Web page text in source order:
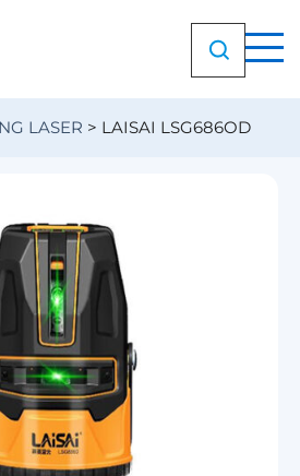
LASER > LAISAI LSG686OD